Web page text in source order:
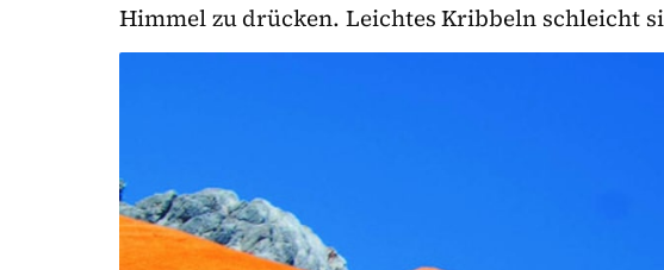
Himmel zu drücken. Leichtes Kribbeln schleicht